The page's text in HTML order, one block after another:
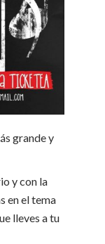
grande y
y con la
en el tema
lleves a tu